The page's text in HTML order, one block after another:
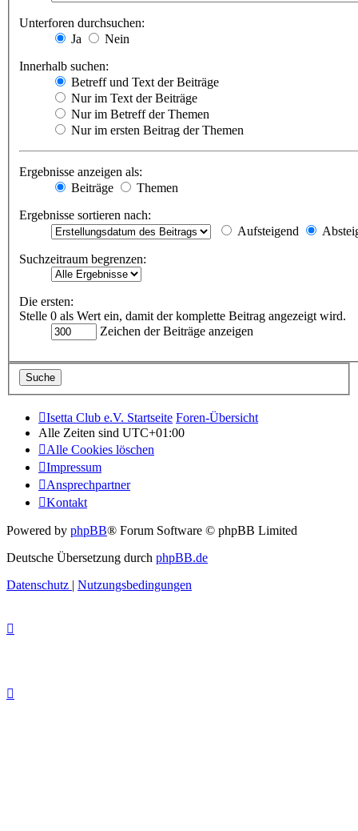
Unterforen durchsuchen:
Ja
Nein
Innerhalb suchen:
Betreff und Text der Beiträge
Nur im Text der Beiträge
Nur im Betreff der Themen
Nur im ersten Beitrag der Themen
Ergebnisse anzeigen als:
Beiträge
Themen
Ergebnisse sortieren nach:
Aufsteigend
Suchzeitraum begrenzen:
Die ersten:
Stelle 0 als Wert ein, damit der komplette Beitrag angezeigt wird.
Zeichen der Beiträge anzeigen
Isetta Club e.V. Startseite Foren-Übersicht
Alle Zeiten sind UTC+01:00
Alle Cookies löschen
Impressum
Ansprechpartner
Kontakt
Powered by phpBB® Forum Software © phpBB Limited
Deutsche Übersetzung durch phpBB.de
Datenschutz | Nutzungsbedingungen